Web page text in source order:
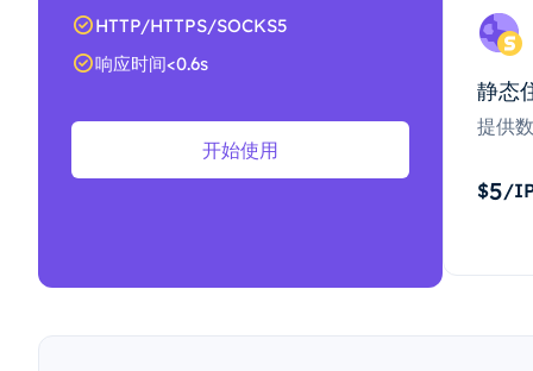
HTTP/HTTPS/SOCKS5
响应时间<0.6s
开始使用
静态
提供
$5/